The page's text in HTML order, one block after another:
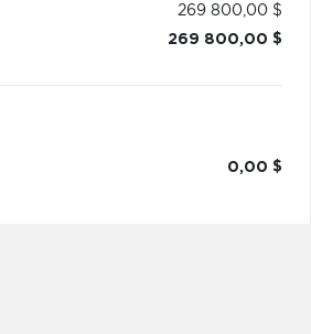
269 800,00 $
269 800,00 $
0,00 $